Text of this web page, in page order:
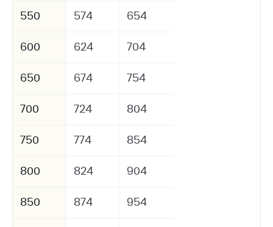
550 574 654
600 624 704
650 674 754
700 724 804
750 774 854
800 824 904
850 874 954